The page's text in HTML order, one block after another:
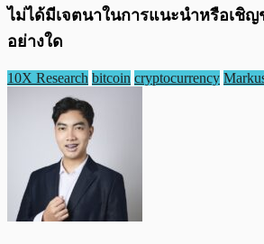
ไม่ได้มีเจตนาในการแนะนำหรือเชิ
อย่างใด
10X Research bitcoin cryptocurrency